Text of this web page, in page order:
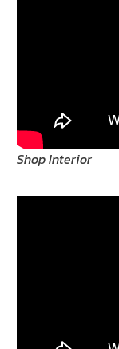
Shop Interior